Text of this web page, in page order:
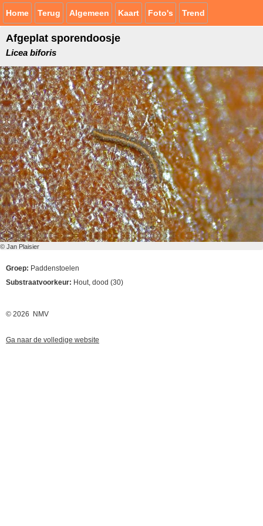
Home Terug Algemeen Kaart Foto's Trend
Afgeplat sporendoosje
Licea biforis
© Jan Plaisier
Groep: Paddenstoelen
Substraatvoorkeur: Hout, dood (30)
© 2026 NMV
Ga naar de volledige website